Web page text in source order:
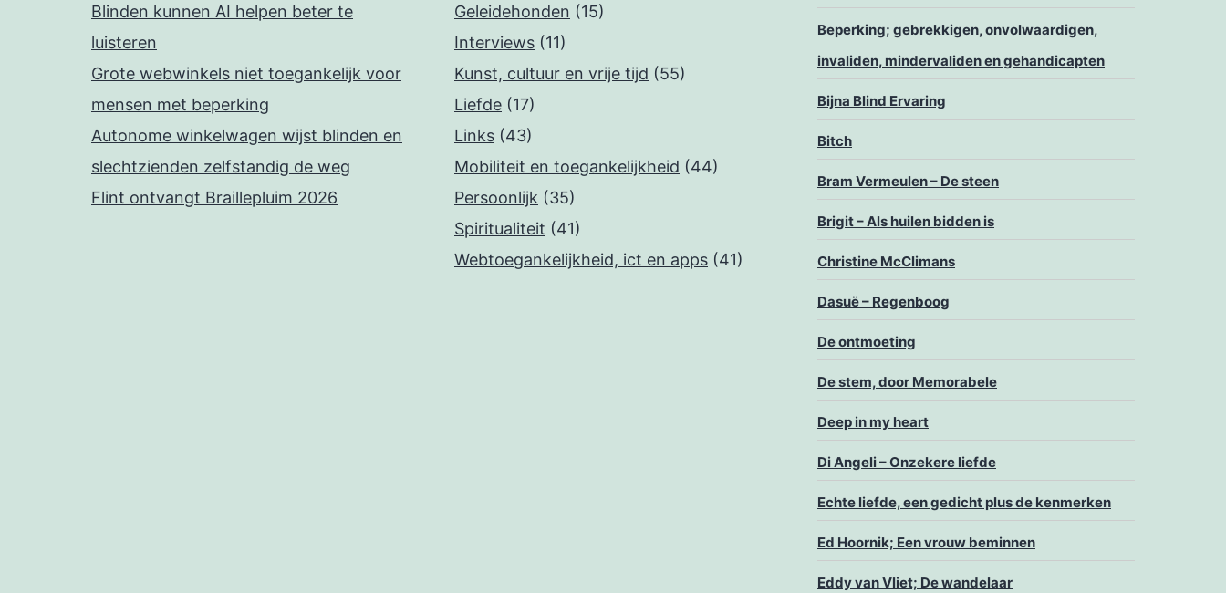
Blinden kunnen AI helpen beter te
luisteren
Grote webwinkels niet toegankelijk voor
mensen met beperking
Autonome winkelwagen wijst blinden en
slechtzienden zelfstandig de weg
Flint ontvangt Braillepluim 2026
Geleidehonden (15)
Interviews (11)
Kunst, cultuur en vrije tijd (55)
Liefde (17)
Links (43)
Mobiliteit en toegankelijkheid (44)
Persoonlijk (35)
Spiritualiteit (41)
Webtoegankelijkheid, ict en apps (41)
Beperking; gebrekkigen, onvolwaardigen,
invaliden, mindervaliden en gehandicapten
Bijna Blind Ervaring
Bitch
Bram Vermeulen – De steen
Brigit – Als huilen bidden is
Christine McClimans
Dasuë – Regenboog
De ontmoeting
De stem, door Memorabele
Deep in my heart
Di Angeli – Onzekere liefde
Echte liefde, een gedicht plus de kenmerken
Ed Hoornik; Een vrouw beminnen
Eddy van Vliet; De wandelaar